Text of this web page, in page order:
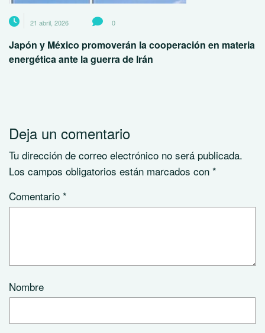
21 abril, 2026 0
Japón y México promoverán la cooperación en materia
energética ante la guerra de Irán
Deja un comentario
Tu dirección de correo electrónico no será publicada.
Los campos obligatorios están marcados con *
Comentario *
Nombre